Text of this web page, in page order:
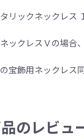
リックネックレス
ックレスＶの場合
宝飾用ネックレス
のレビュ